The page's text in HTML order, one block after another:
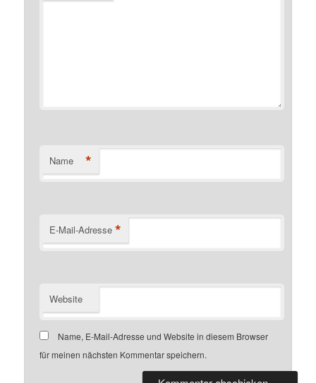
Name *
E-Mail-Adresse *
Website
Name, E-Mail-Adresse und Website in diesem Browser
für meinen nächsten Kommentar speichern.